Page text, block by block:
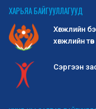
ХАРЬЯА БАЙГУУЛЛАГУУД
Хөгжлийн
хөгжлийн төв
Сэргээн